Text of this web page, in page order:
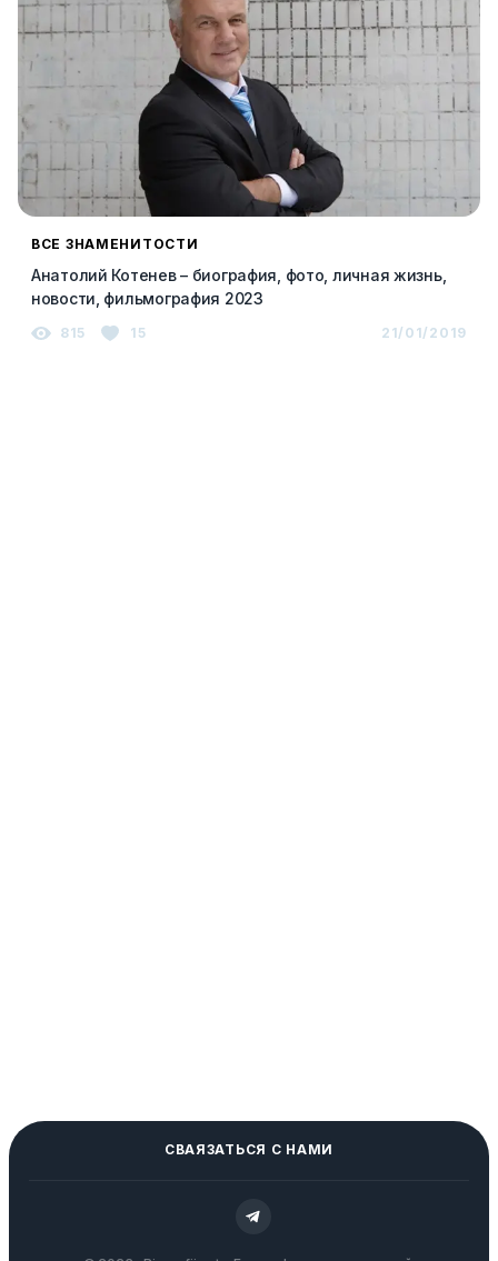
ВСЕ ЗНАМЕНИТОСТИ
Анатолий Котенев – биография, фото, личная жизнь,
новости, фильмография 2023
815 15 21/01/2019
СВАЯЗАТЬСЯ С НАМИ